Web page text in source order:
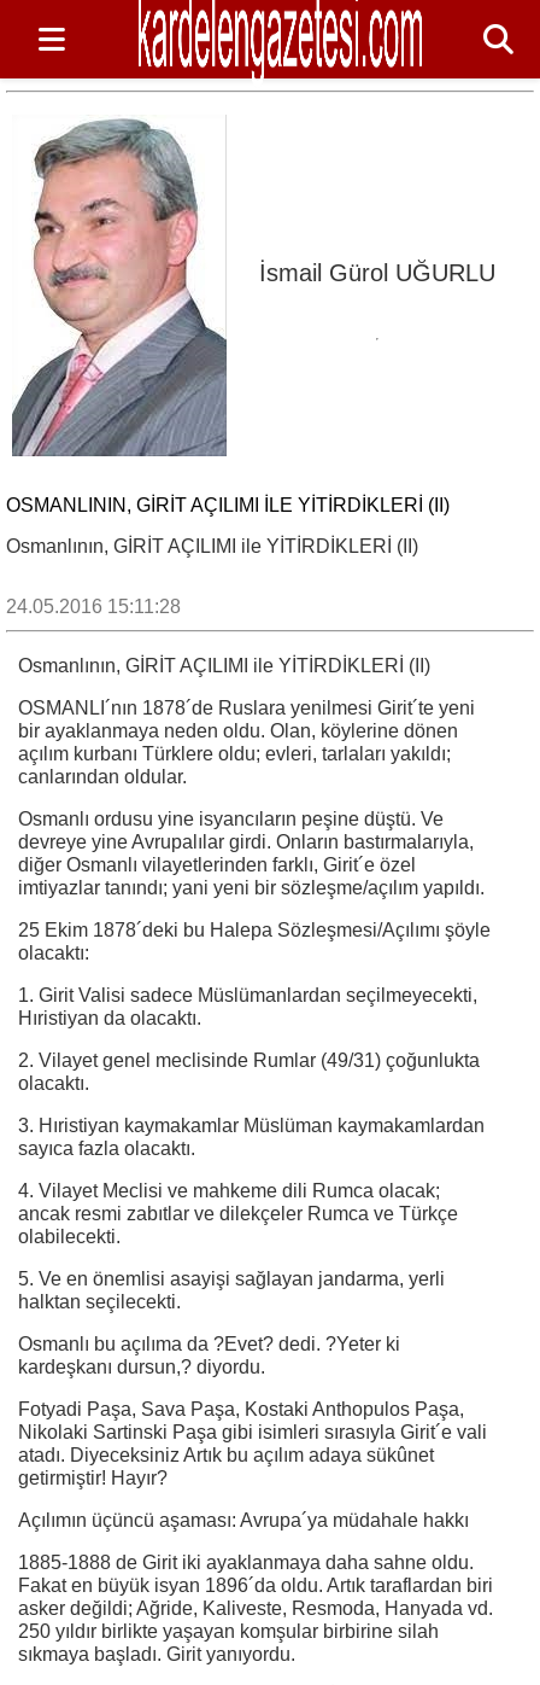
İsmail Gürol UĞURLU
OSMANLININ, GİRİT AÇILIMI ILE YİTİRDİKLERİ (II)
Osmanlının, GİRİT AÇILIMI ile YİTİRDİKLERİ (II)
24.05.2016 15:11:28
Osmanlının, GİRİT AÇILIMI ile YİTİRDİKLERİ (II)
OSMANLI´nın 1878´de Ruslara yenilmesi Girit´te yeni
bir ayaklanmaya neden oldu. Olan, köylerine dönen
açılım kurbanı Türklere oldu; evleri, tarlaları yakıldı;
canlarından oldular.
Osmanlı ordusu yine isyancıların peşine düştü. Ve
devreye yine Avrupalılar girdi. Onların bastırmalarıyla,
diğer Osmanlı vilayetlerinden farklı, Girit´e özel
imtiyazlar tanındı; yani yeni bir sözleşme/açılım yapıldı.
25 Ekim 1878´deki bu Halepa Sözleşmesi/Açılımı şöyle
olacaktı:
1. Girit Valisi sadece Müslümanlardan seçilmeyecekti,
Hıristiyan da olacaktı.
2. Vilayet genel meclisinde Rumlar (49/31) çoğunlukta
olacaktı.
3. Hıristiyan kaymakamlar Müslüman kaymakamlardan
sayıca fazla olacaktı.
4. Vilayet Meclisi ve mahkeme dili Rumca olacak;
ancak resmi zabıtlar ve dilekçeler Rumca ve Türkçe
olabilecekti.
5. Ve en önemlisi asayişi sağlayan jandarma, yerli
halktan seçilecekti.
Osmanlı bu açılıma da ?Evet? dedi. ?Yeter ki
kardeşkanı dursun,? diyordu.
Fotyadi Paşa, Sava Paşa, Kostaki Anthopulos Paşa,
Nikolaki Sartinski Paşa gibi isimleri sırasıyla Girit´e vali
atadı. Diyeceksiniz Artık bu açılım adaya sükûnet
getirmiştir! Hayır?
Açılımın üçüncü aşaması: Avrupa´ya müdahale hakkı
1885-1888 de Girit iki ayaklanmaya daha sahne oldu.
Fakat en büyük isyan 1896´da oldu. Artık taraflardan biri
asker değildi; Ağride, Kaliveste, Resmoda, Hanyada vd.
250 yıldır birlikte yaşayan komşular birbirine silah
sıkmaya başladı. Girit yanıyordu.